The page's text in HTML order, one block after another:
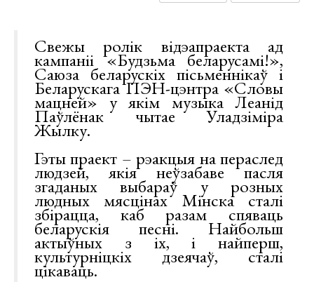
Свежы ролік відэапраекта ад
кампаніі «Будзьма беларусамі!»,
Саюза беларускіх пісьменнікаў і
Беларускага ПЭН-цэнтра «Словы
мацней» у якім музыка Леанід
Паўлёнак чытае Уладзіміра
Жылку.
Гэты праект – рэакцыя на пераслед
людзей, якія неўзабаве пасля
згаданых выбараў у розных
людных мясцінах Мінска сталі
збірацца, каб разам спяваць
беларускія песні. Найбольш
актыўных з іх, і найперш,
культурніцкіх дзеячаў, сталі
цікаваць.